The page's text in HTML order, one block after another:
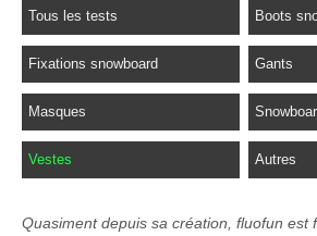
Tous les tests Boots
Fixations snowboard Gants
Masques
Vestes Autres
Quasiment depuis sa création, fluofun est